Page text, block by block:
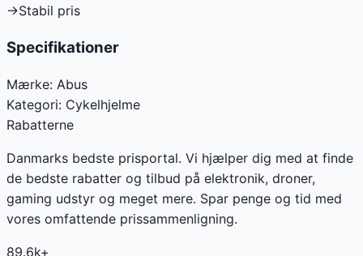
→Stabil pris
Specifikationer
Mærke: Abus
Kategori: Cykelhjelme
Rabatterne
Danmarks bedste prisportal. Vi hjælper dig med at finde
de bedste rabatter og tilbud på elektronik, droner,
gaming udstyr og meget mere. Spar penge og tid med
vores omfattende prissammenligning.
89.6k+